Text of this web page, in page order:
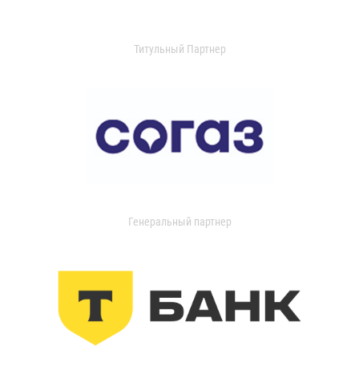
Титульный Партнер
Генеральный партнер